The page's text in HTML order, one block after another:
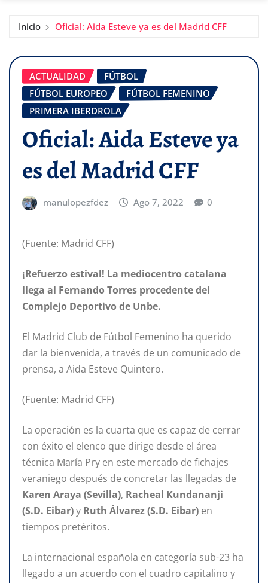
Inicio Oficial: Aida Esteve ya es del Madrid CFF
ACTUALIDAD
FÚTBOL
FÚTBOL EUROPEO
FÚTBOL FEMENINO
PRIMERA IBERDROLA
Oficial: Aida Esteve ya
es del Madrid CFF
manulopezfdez Ago 7, 2022 0
(Fuente: Madrid CFF)
¡Refuerzo estival! La mediocentro catalana
llega al Fernando Torres procedente del
Complejo Deportivo de Unbe.
El Madrid Club de Fútbol Femenino ha querido
dar la bienvenida, a través de un comunicado de
prensa, a Aida Esteve Quintero.
(Fuente: Madrid CFF)
La operación es la cuarta que es capaz de cerrar
con éxito el elenco que dirige desde el área
técnica María Pry en este mercado de fichajes
veraniego después de concretar las llegadas de
Karen Araya (Sevilla), Racheal Kundananji
(S.D. Eibar)y Ruth Álvarez (S.D. Eibar) en
tiempos pretéritos.
La internacional española en categoría sub-23 ha
llegado a un acuerdo con el cuadro capitalino y